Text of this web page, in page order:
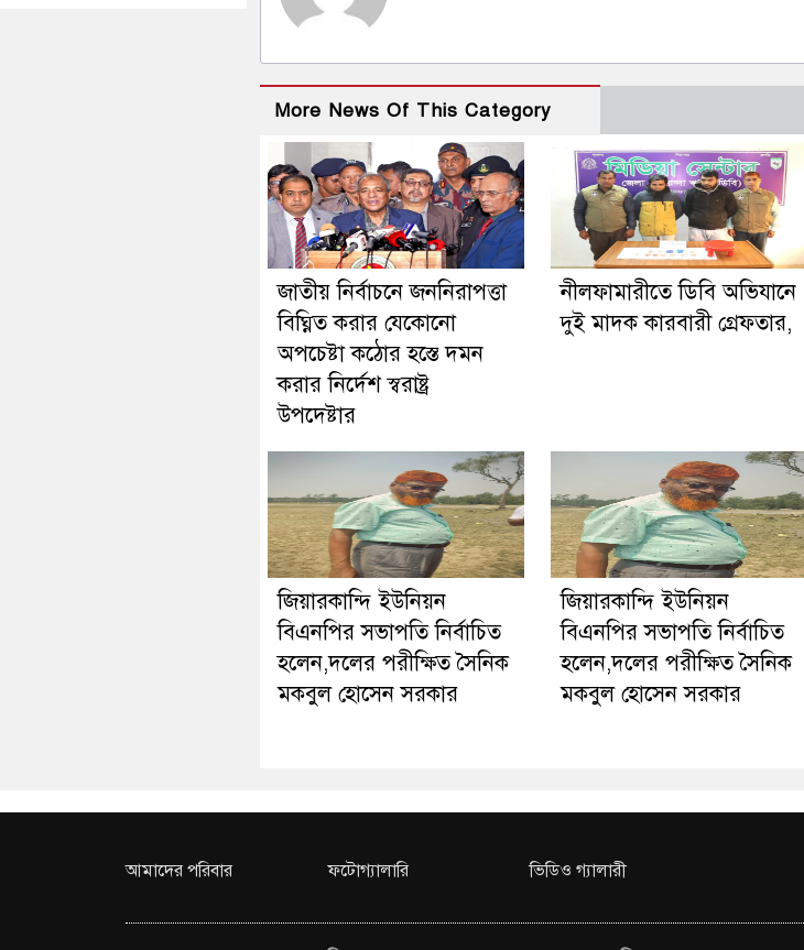
More News Of This Category
জাতীয় নির্বাচনে জননিরাপত্তা
বিঘ্নিত করার যেকোনো
অপচেষ্টা কঠোর হস্তে দমন
করার নির্দেশ স্বরাষ্ট্র
উপদেষ্টার
নীলফামারীতে ডিবি অভিযানে
দুই মাদক কারবারী গ্রেফতার,
জিয়ারকান্দি ইউনিয়ন
বিএনপির সভাপতি নির্বাচিত
হলেন,দলের পরীক্ষিত সৈনিক
মকবুল হোসেন সরকার
জিয়ারকান্দি ইউনিয়ন
বিএনপির সভাপতি নির্বাচিত
হলেন,দলের পরীক্ষিত সৈনিক
মকবুল হোসেন সরকার
আমাদের পরিবার ফটোগ্যালারি ভিডিও গ্যালারী